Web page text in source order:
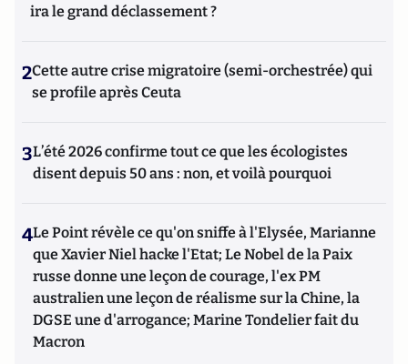
ira le grand déclassement ?
2Cette autre crise migratoire (semi-orchestrée) qui
se profile après Ceuta
3L’été 2026 confirme tout ce que les écologistes
disent depuis 50 ans : non, et voilà pourquoi
4Le Point révèle ce qu'on sniffe à l'Elysée, Marianne
que Xavier Niel hacke l'Etat; Le Nobel de la Paix
russe donne une leçon de courage, l'ex PM
australien une leçon de réalisme sur la Chine, la
DGSE une d'arrogance; Marine Tondelier fait du
Macron